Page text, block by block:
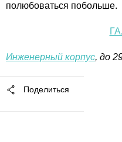
полюбоваться побольше.
Инженерный корпус, до
Поделиться